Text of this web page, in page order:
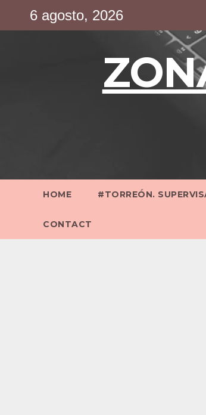
6 agosto, 2026
HOME #TORREÓN.
CONTACT